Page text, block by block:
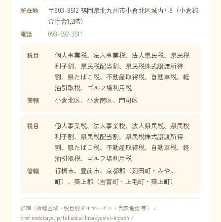
所在地
〒803-8512 福岡県北九州市小倉北区城内7-8（小倉総
合庁舎1,2階）
電話 093-592-3511
税目
個人事業税、法人事業税、法人県民税、県民税
利子割、県民税配当割、県民税株式譲渡所得
割、県たばこ税、不動産取得税、自動車税、軽
油引取税、ゴルフ場利用税
管轄 小倉北区、小倉南区、門司区
税目
個人事業税、法人事業税、法人県民税、県民税
利子割、県民税配当割、県民税株式譲渡所得
割、県たばこ税、不動産取得税、自動車税、軽
油引取税、ゴルフ場利用税
管轄
行橋市、豊前市、京都郡（苅田町・みやこ
町）、築上郡（吉富町・上毛町・築上町）
詳細（所轄区域・税目別ダイヤルイン・代表電話 等）：
pref.nodokaya.jp/fukuoka/kitakyushu-higashi/